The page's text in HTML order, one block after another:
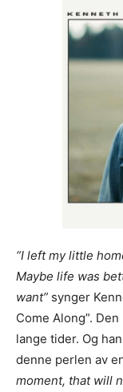
“I left my little
Maybe life was
want” synger
Come Along”.
lange tider. Og
denne perlen av
moment, that will